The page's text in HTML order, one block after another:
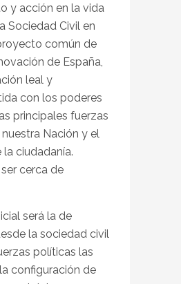
y acción en la vida
Sociedad Civil en
común de
de España,
leal y
con los poderes
principales fuerzas
Nación y el
ciudadanía.
cerca de
será la de
la sociedad civil
políticas las
configuración de